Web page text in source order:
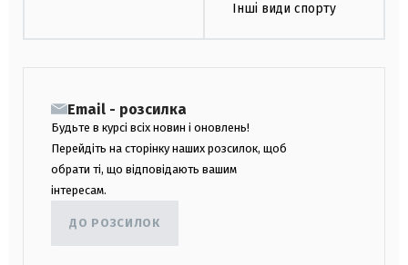
Інші види спорту
Email - розсилка
Будьте в курсі всіх новин і оновлень!
Перейдіть на сторінку наших розсилок, щоб
обрати ті, що відповідають вашим
інтересам.
ДО РОЗСИЛОК